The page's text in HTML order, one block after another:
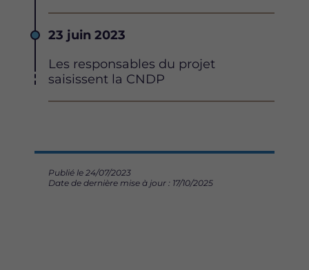
Date
23 juin 2023
Description
Les responsables du projet
saisissent la CNDP
Publié le 24/07/2023
Date de dernière mise à jour : 17/10/2025